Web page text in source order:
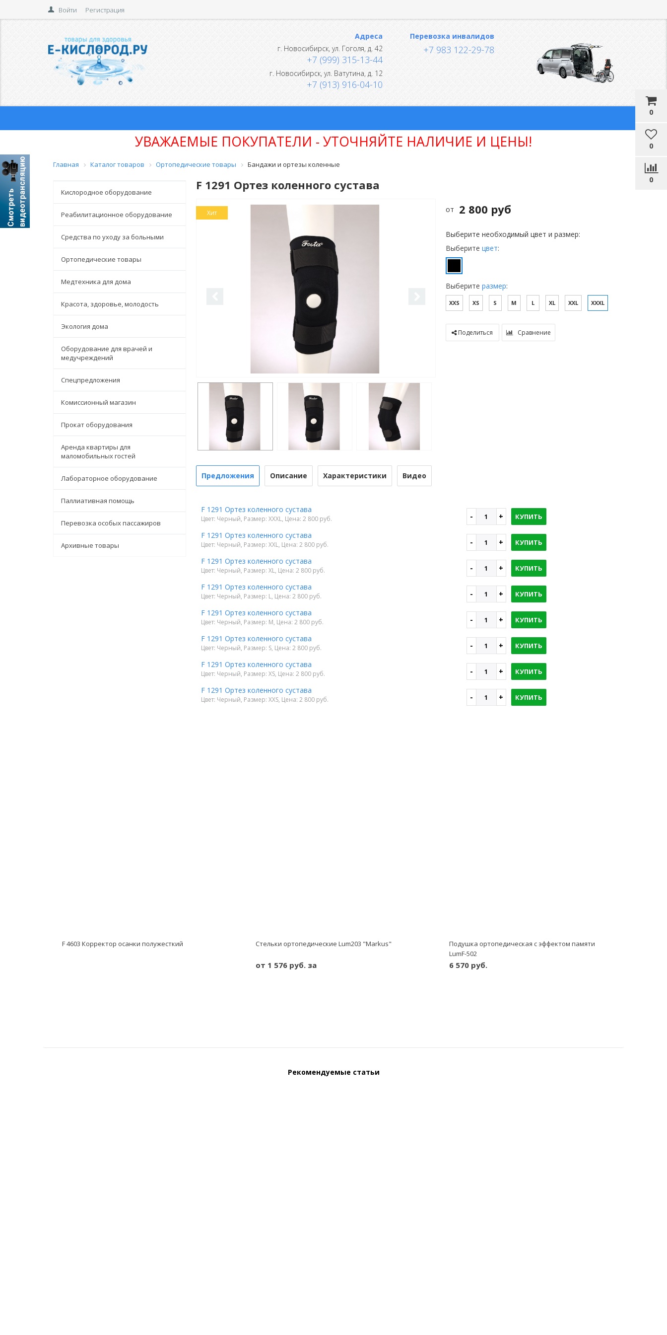
Войти Регистрация
0
0
0
Адреса
г. Новосибирск, ул. Гоголя, д. 42
+7 (999) 315-13-44
г. Новосибирск, ул. Ватутина, д. 12
+7 (913) 916-04-10
Перевозка инвалидов
+7 983 122-29-78
УВАЖАЕМЫЕ ПОКУПАТЕЛИ - УТОЧНЯЙТЕ НАЛИЧИЕ И ЦЕНЫ!
Главная Каталог товаров Ортопедические товары Бандажи и ортезы коленные
Кислородное оборудование
Реабилитационное оборудование
Средства по уходу за больными
Ортопедические товары
Медтехника для дома
Красота, здоровье, молодость
Экология дома
Оборудование для врачей и
медучреждений
Спецпредложения
Комиссионный магазин
Прокат оборудования
Аренда квартиры для
маломобильных гостей
Лабораторное оборудование
Паллиативная помощь
Перевозка особых пассажиров
Архивные товары
F 1291 Ортез коленного сустава
Хит 2 800 руб
от
Выберите необходимый цвет и размер:
Выберите цвет:
Выберите размер:
XXS XS S M L XL XXL XXXL
Поделиться Сравнение
Предложения Описание Характеристики Видео
F 1291 Ортез коленного сустава
Цвет: Черный, Размер: XXXL, Цена: 2 800 руб. КУПИТЬ
F 1291 Ортез коленного сустава
Цвет: Черный, Размер: XXL, Цена: 2 800 руб. КУПИТЬ
F 1291 Ортез коленного сустава
Цвет: Черный, Размер: XL, Цена: 2 800 руб. КУПИТЬ
F 1291 Ортез коленного сустава
Цвет: Черный, Размер: L, Цена: 2 800 руб. КУПИТЬ
F 1291 Ортез коленного сустава
Цвет: Черный, Размер: M, Цена: 2 800 руб. КУПИТЬ
F 1291 Ортез коленного сустава
Цвет: Черный, Размер: S, Цена: 2 800 руб. КУПИТЬ
F 1291 Ортез коленного сустава
Цвет: Черный, Размер: XS, Цена: 2 800 руб. КУПИТЬ
F 1291 Ортез коленного сустава
Цвет: Черный, Размер: XXS, Цена: 2 800 руб. КУПИТЬ
F 4603 Корректор осанки полужесткий Стельки ортопедические Lum203 "Markus"
от 1 576 руб. за
Подушка ортопедическая с эффектом памяти
LumF-502
6 570 руб.
Рекомендуемые статьи